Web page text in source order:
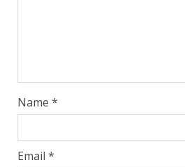
Name *
Email *